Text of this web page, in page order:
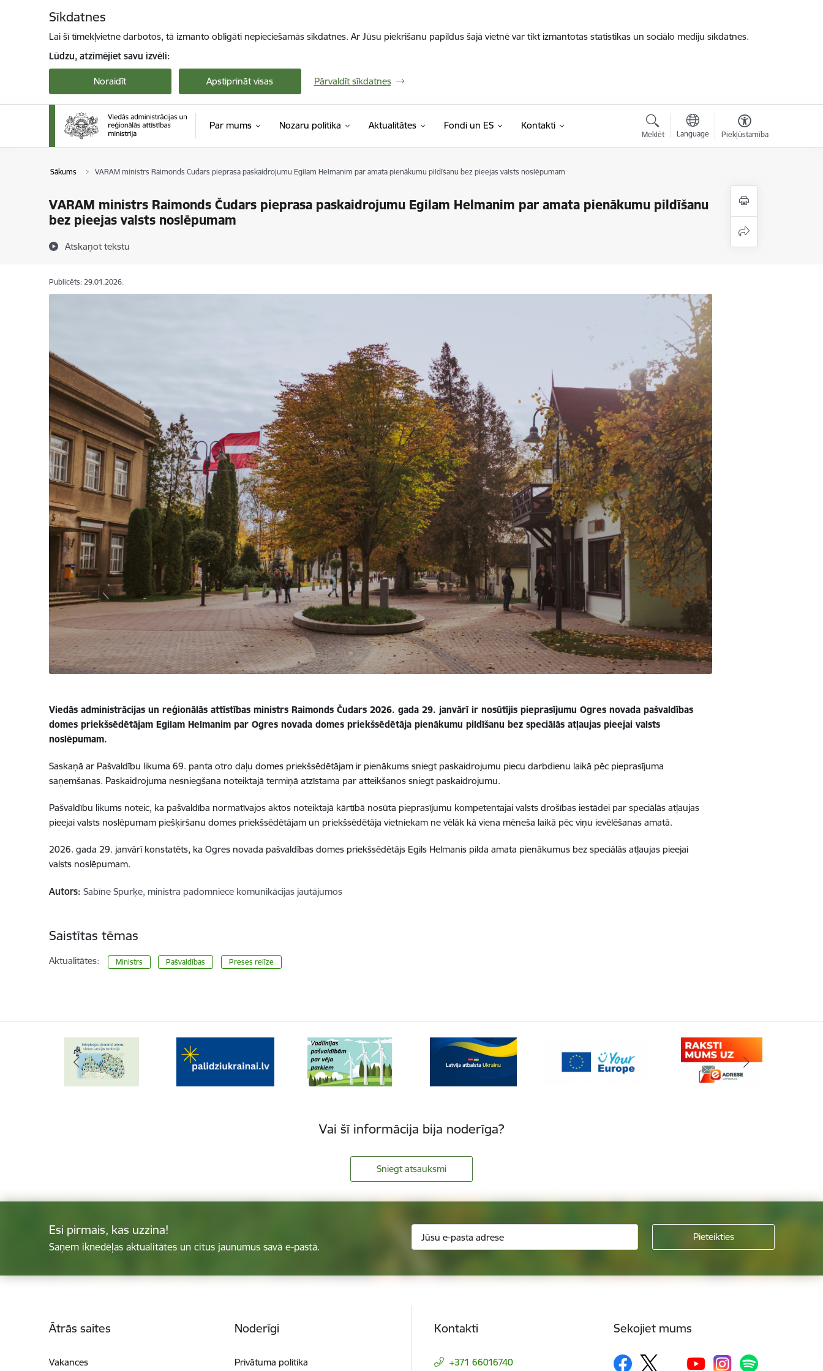
Sīkdatnes
Lai šī tīmekļvietne darbotos, tā izmanto obligāti nepieciešamās sīkdatnes. Ar Jūsu piekrišanu papildus šajā vietnē var tikt izmantotas statistikas un sociālo mediju sīkdatnes.
Lūdzu, atzīmējiet savu izvēli:
Noraidīt Apstiprināt visas Pārvaldīt sīkdatnes
Par mums Nozaru politika Aktualitātes Fondi un ES Kontakti
Meklēt Language Piekļūstamība
Sākums VARAM ministrs Raimonds Čudars pieprasa paskaidrojumu Egilam Helmanim par amata pienākumu pildīšanu bez pieejas valsts noslēpumam
VARAM ministrs Raimonds Čudars pieprasa paskaidrojumu Egilam Helmanim par amata pienākumu pildīšanu
bez pieejas valsts noslēpumam
Atskaņot tekstu
Publicēts: 29.01.2026.
Viedās administrācijas un reģionālās attīstības ministrs Raimonds Čudars 2026. gada 29. janvārī ir nosūtījis pieprasījumu Ogres novada pašvaldības
domes priekšsēdētājam Egilam Helmanim par Ogres novada domes priekšsēdētāja pienākumu pildīšanu bez speciālās atļaujas pieejai valsts
noslēpumam.
Saskaņā ar Pašvaldību likuma 69. panta otro daļu domes priekšsēdētājam ir pienākums sniegt paskaidrojumu piecu darbdienu laikā pēc pieprasījuma
saņemšanas. Paskaidrojuma nesniegšana noteiktajā termiņā atzīstama par atteikšanos sniegt paskaidrojumu.
Pašvaldību likums noteic, ka pašvaldība normatīvajos aktos noteiktajā kārtībā nosūta pieprasījumu kompetentajai valsts drošības iestādei par speciālās atļaujas
pieejai valsts noslēpumam piešķiršanu domes priekšsēdētājam un priekšsēdētāja vietniekam ne vēlāk kā viena mēneša laikā pēc viņu ievēlēšanas amatā.
2026. gada 29. janvārī konstatēts, ka Ogres novada pašvaldības domes priekšsēdētājs Egils Helmanis pilda amata pienākumus bez speciālās atļaujas pieejai
valsts noslēpumam.
Autors: Sabīne Spurķe, ministra padomniece komunikācijas jautājumos
Saistītas tēmas
Aktualitātes: Ministrs Pašvaldības Preses relīze
Vai šī informācija bija noderīga?
Sniegt atsauksmi
Esi pirmais, kas uzzina!
Saņem iknedēļas aktualitātes un citus jaunumus savā e-pastā.
Ātrās saites
Vakances
Noderīgi
Privātuma politika
Kontakti
+371 66016740
Sekojiet mums